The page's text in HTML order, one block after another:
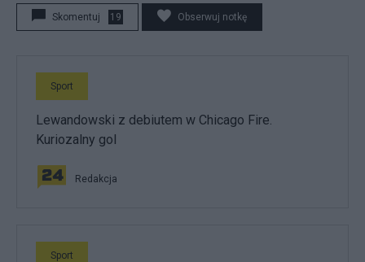
Skomentuj 19 Obserwuj notkę
Sport
Lewandowski z debiutem w Chicago Fire.
Kuriozalny gol
Redakcja
Sport